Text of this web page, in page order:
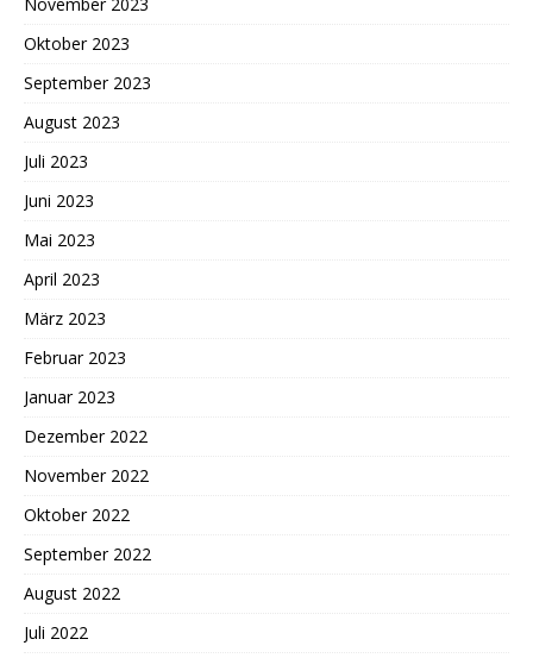
Oktober 2023
September 2023
August 2023
Juli 2023
Juni 2023
Mai 2023
April 2023
März 2023
Februar 2023
Januar 2023
Dezember 2022
November 2022
Oktober 2022
September 2022
August 2022
Juli 2022